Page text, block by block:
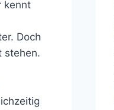
kennt
Doch
stehen.